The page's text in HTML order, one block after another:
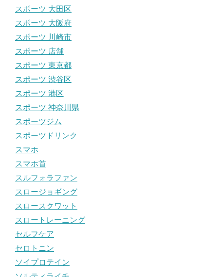
スポーツ 大田区
スポーツ 大阪府
スポーツ 川崎市
スポーツ 店舗
スポーツ 東京都
スポーツ 渋谷区
スポーツ 港区
スポーツ 神奈川県
スポーツジム
スポーツドリンク
スマホ
スマホ首
スルフォラファン
スロージョギング
スロースクワット
スロートレーニング
セルフケア
セロトニン
ソイプロテイン